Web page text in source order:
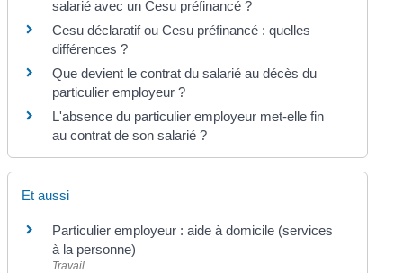
salarié avec un Cesu préfinancé ?
Cesu déclaratif ou Cesu préfinancé : quelles
différences ?
Que devient le contrat du salarié au décès du
particulier employeur ?
L'absence du particulier employeur met-elle fin
au contrat de son salarié ?
Et aussi
Particulier employeur : aide à domicile (services
à la personne)
Travail